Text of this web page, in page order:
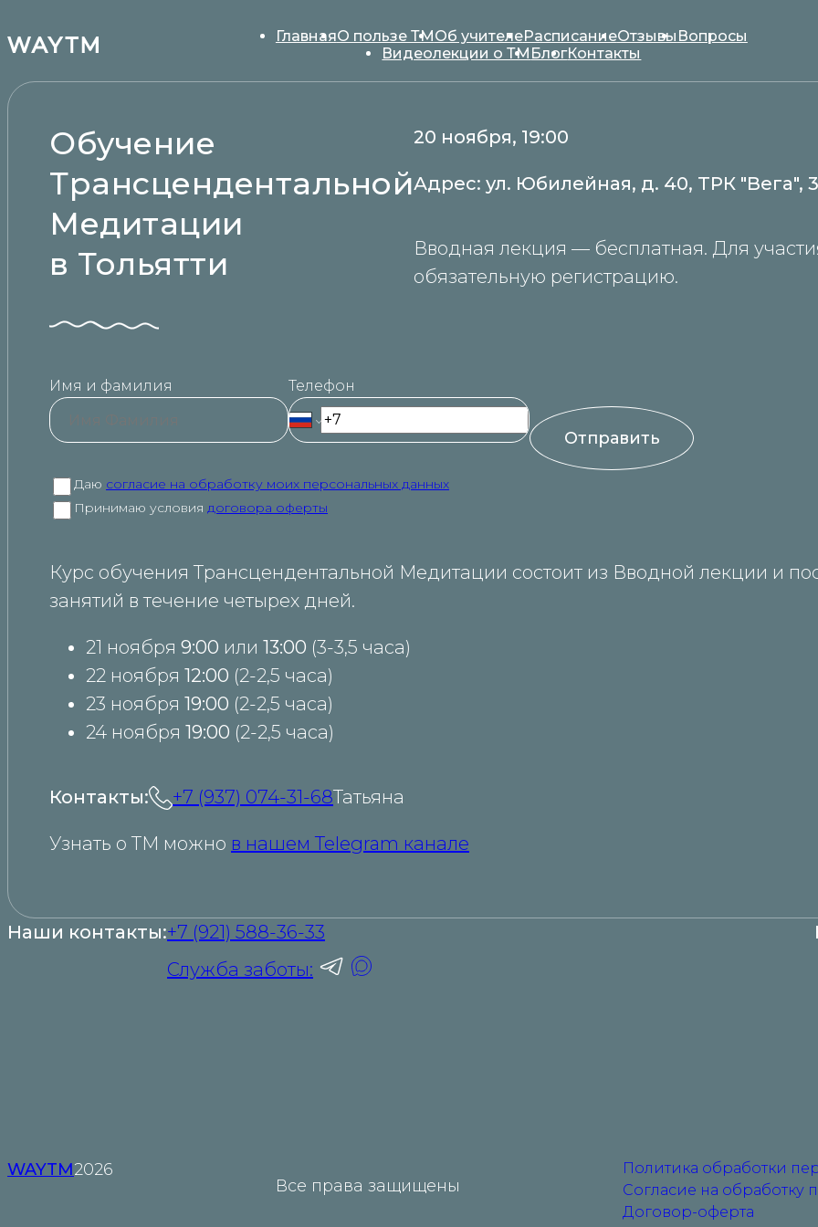
ГлавнаяО пользе ТМОб учителеРасписаниеОтзывы Вопросы
Видеолекции о ТМ БлогКонтакты
Обучение
Трансцендентальной
Медитации
в Тольятти
20 ноября, 19:00
Адрес: ул. Юбилейная, д. 40, ТРК "Вега",
Вводная лекция — бесплатная. Для
обязательную регистрацию.
Имя и фамилия Телефон
Даю согласие на обработку моих персональных данных
Принимаю условия договора оферты
Отправить
Курс обучения Трансцендентальной Медитации состоит из Вводной лекции и
занятий в течение четырех дней.
21 ноября 9:00 или 13:00 (3-3,5 часа)
22 ноября 12:00 (2-2,5 часа)
23 ноября 19:00 (2-2,5 часа)
24 ноября 19:00 (2-2,5 часа)
Контакты: +7 (937) 074-31-68Татьяна
Узнать о ТМ можно в нашем Telegram канале
Наши контакты:+7 (921) 588-36-33
Служба заботы:
WAYTM2026
Все права защищены
Политика обработки
Согласие на обработку
Договор-оферта